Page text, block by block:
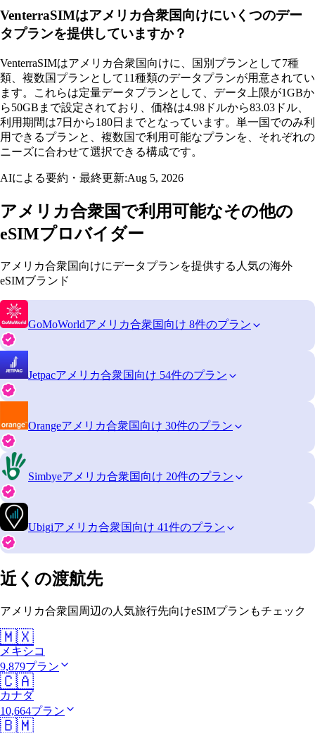
VenterraSIMはアメリカ合衆国向けにいくつのデー
タプランを提供していますか？
VenterraSIMはアメリカ合衆国向けに、国別プランとして7種
類、複数国プランとして11種類のデータプランが用意されてい
ます。これらは定量データプランとして、データ上限が1GBか
ら50GBまで設定されており、価格は4.98ドルから83.03ドル、
利用期間は7日から180日までとなっています。単一国でのみ利
用できるプランと、複数国で利用可能なプランを、それぞれの
ニーズに合わせて選択できる構成です。
AIによる要約・最終更新:Aug 5, 2026
アメリカ合衆国で利用可能なその他の
eSIMプロバイダー
アメリカ合衆国向けにデータプランを提供する人気の海外
eSIMブランド
GoMoWorldアメリカ合衆国向け 8件のプラン
Jetpacアメリカ合衆国向け 54件のプラン
Orangeアメリカ合衆国向け 30件のプラン
Simbyeアメリカ合衆国向け 20件のプラン
Ubigiアメリカ合衆国向け 41件のプラン
近くの渡航先
アメリカ合衆国周辺の人気旅行先向けeSIMプランもチェック
🇲🇽
メキシコ
9,879プラン
🇨🇦
カナダ
10,664プラン
🇧🇲